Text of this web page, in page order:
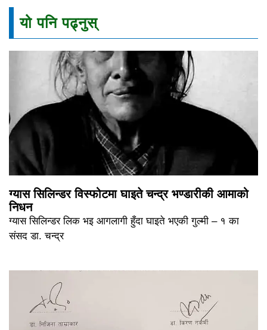
यो पनि पढ्नुस्
ग्यास सिलिन्डर विस्फोटमा घाइते चन्द्र भण्डारीकी आमाको
निधन
ग्यास सिलिन्डर लिक भइ आगलागी हुँदा घाइते भएकी गुल्मी – १ का
संसद डा. चन्द्र